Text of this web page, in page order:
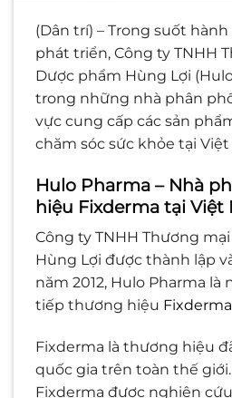
(Dân trí) – Trong suốt
phát triển, Công ty TNHH
Dược phẩm Hùng Lợi
trong những nhà phân
vực cung cấp các sản
chăm sóc sức khỏe tại Việt
Hulo Pharma – Nhà
hiệu Fixderma tại Việt
Công ty TNHH Thương
Hùng Lợi được thành lập
năm 2012, Hulo Pharma
tiếp thương hiệu Fixderma
Fixderma là thương hiệu
quốc gia trên toàn thế
Fixderma được nghiên